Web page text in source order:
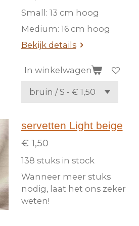
Small: 13 cm hoog
Medium: 16 cm hoog
Bekijk details
In winkelwagen
servetten Light beige
€ 1,50
138 stuks in stock
Wanneer meer stuks
nodig, laat het ons zeker
weten!